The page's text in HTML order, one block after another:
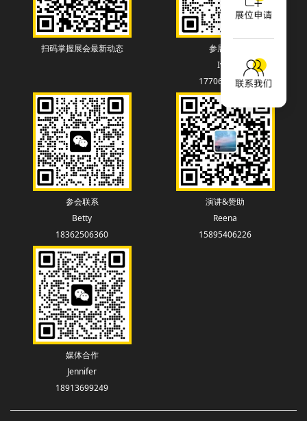
扫码掌握展会最新动态
参展联系
Ivey
17706130838
参会联系
Betty
18362506360
演讲&赞助
Reena
15895406226
媒体合作
Jennifer
18913699249